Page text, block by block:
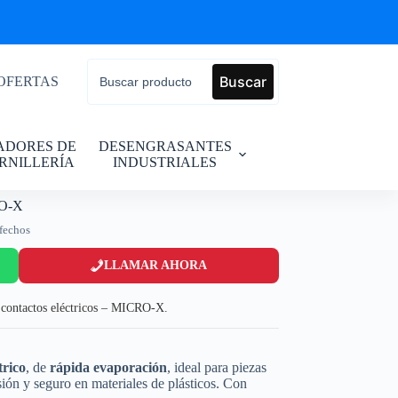
Buscar
DE
DESENGRASANTES
INDUSTRIALES
X
LLAMAR AHORA
eléctricos – MICRO-X.
, de rápida evaporación, ideal para piezas
y seguro en materiales de plásticos. Con